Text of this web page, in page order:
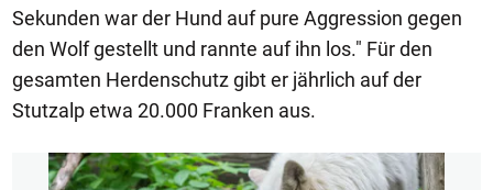
Sekunden war der Hund auf pure Aggression gegen
den Wolf gestellt und rannte auf ihn los." Für den
gesamten Herdenschutz gibt er jährlich auf der
Stutzalp etwa 20.000 Franken aus.
1/4